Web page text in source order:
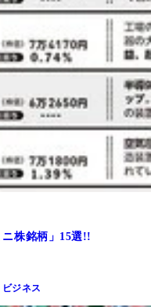
株銘柄」15選!!
ジネス